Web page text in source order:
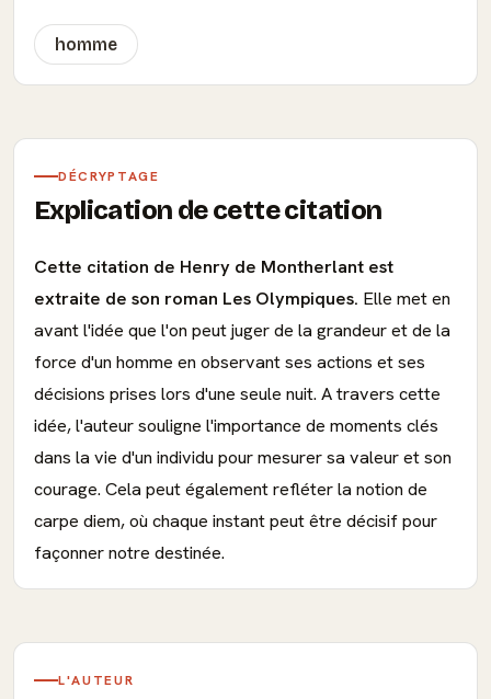
homme
DÉCRYPTAGE
Explication de cette citation
Cette citation de Henry de Montherlant est
extraite de son roman Les Olympiques. Elle met en
avant l'idée que l'on peut juger de la grandeur et de la
force d'un homme en observant ses actions et ses
décisions prises lors d'une seule nuit. A travers cette
idée, l'auteur souligne l'importance de moments clés
dans la vie d'un individu pour mesurer sa valeur et son
courage. Cela peut également refléter la notion de
carpe diem, où chaque instant peut être décisif pour
façonner notre destinée.
L'AUTEUR